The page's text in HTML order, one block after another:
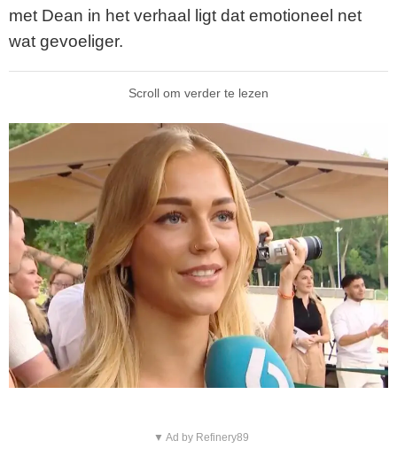
met Dean in het verhaal ligt dat emotioneel net
wat gevoeliger.
Scroll om verder te lezen
▼ Ad by Refinery89